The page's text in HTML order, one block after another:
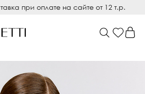
при оплате на сайте от 12 т.р.